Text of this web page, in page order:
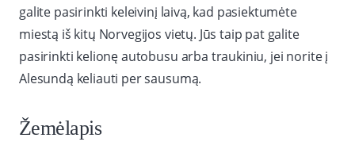
galite pasirinkti keleivinį laivą, kad pasiektumėte
miestą iš kitų Norvegijos vietų. Jūs taip pat galite
pasirinkti kelionę autobusu arba traukiniu, jei norite į
Alesundą keliauti per sausumą.
Žemėlapis